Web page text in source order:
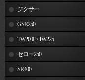
ジクサー
GSR250
TW200E / TW225
セロー250
SR400